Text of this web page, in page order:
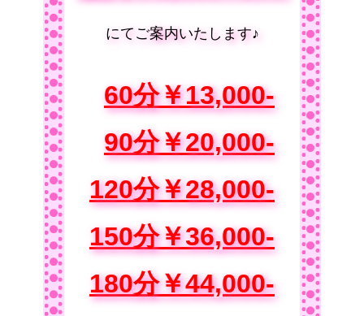
にてご案内いたします♪
60分￥13,000-
90分￥20,000-
120分￥28,000-
150分￥36,000-
180分￥44,000-